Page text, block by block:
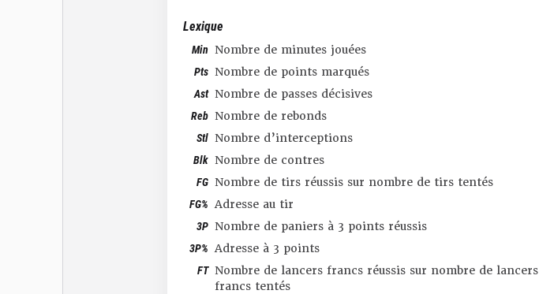
Lexique
Min Nombre de minutes jouées
Pts Nombre de points marqués
Ast Nombre de passes décisives
Reb Nombre de rebonds
Stl Nombre d’interceptions
Blk Nombre de contres
FG Nombre de tirs réussis sur nombre de tirs tentés
FG% Adresse au tir
3P Nombre de paniers à 3 points réussis
3P% Adresse à 3 points
FT Nombre de lancers francs réussis sur nombre de lancers
francs tentés